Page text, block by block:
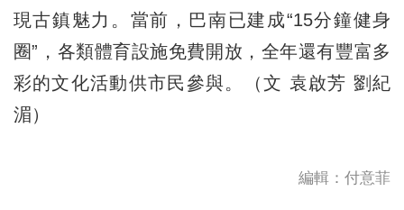
現古鎮魅力。當前，巴南已建成“15分鐘健身
圈”，各類體育設施免費開放，全年還有豐富多
彩的文化活動供市民參與。（文 袁啟芳 劉紀
湄）
編輯：付意菲